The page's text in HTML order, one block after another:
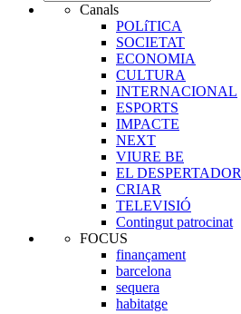
Canals
POLíTICA
SOCIETAT
ECONOMIA
CULTURA
INTERNACIONAL
ESPORTS
IMPACTE
NEXT
VIURE BE
EL DESPERTADOR
CRIAR
TELEVISIÓ
Contingut patrocinat
FOCUS
finançament
barcelona
sequera
habitatge